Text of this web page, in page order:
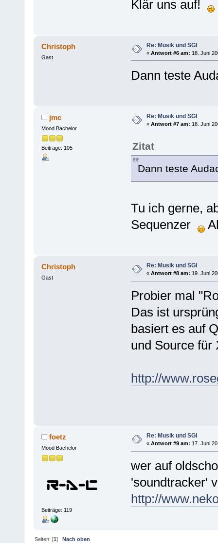
Klär uns auf!
Christoph
Gast
Re: Musik und SGI
« Antwort #6 am: 18. Juni
Dann teste
jmc
Mood Bachelor
Beiträge: 105
Re: Musik und SGI
« Antwort #7 am: 18. Juni
Zitat
Dann teste
Tu ich gerne,
Sequenzer
Christoph
Gast
Re: Musik und SGI
« Antwort #8 am: 19. Juni
Probier mal
Das ist
basiert es auf
und Source für
http://
foetz
Mood Bachelor
Beiträge: 119
Re: Musik und SGI
« Antwort #9 am: 17. Juni
wer auf
'soundtracker'
http://
Seiten: [1]Nach oben